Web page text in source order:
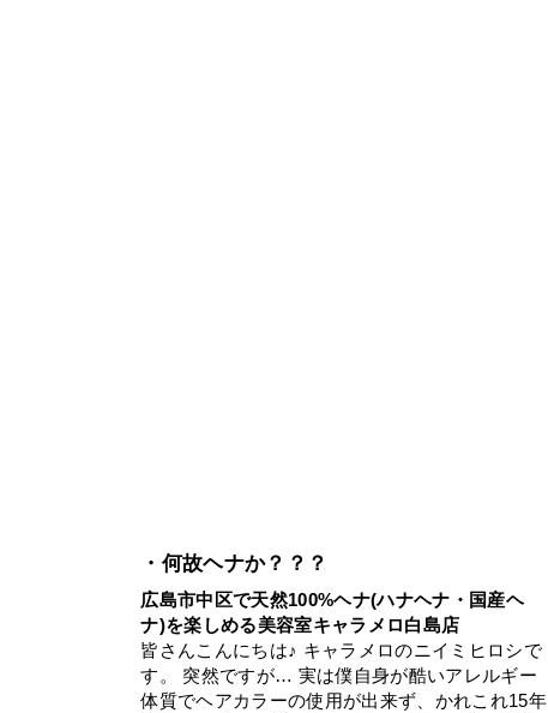
・何故ヘナか？？？
広島市中区で天然100%ヘナ(ハナヘナ・国産ヘ
ナ)を楽しめる美容室キャラメロ白島店
皆さんこんにちは♪ キャラメロのニイミヒロシで
す。 突然ですが… 実は僕自身が酷いアレルギー
体質でヘアカラーの使用が出来ず、かれこれ15年